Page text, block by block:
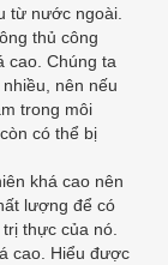
từ nước ngoài.
thủ công
cao. Chúng ta
nên nếu
trong môi
có thể bị
khá cao nên
lượng để có
thực của nó.
cao. Hiểu được